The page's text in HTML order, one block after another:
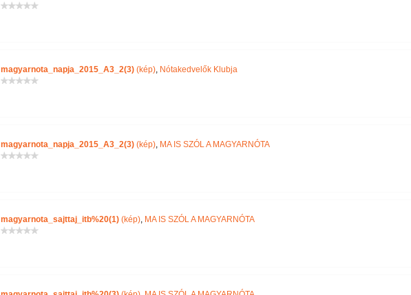
magyarnota_napja_2015_A3_2(3)(kép), Nótakedvelők Klubja
magyarnota_napja_2015_A3_2(3)(kép), MA IS SZÓL A MAGYARNÓTA
magyarnota_sajttaj_itb%20(1)(kép), MA IS SZÓL A MAGYARNÓTA